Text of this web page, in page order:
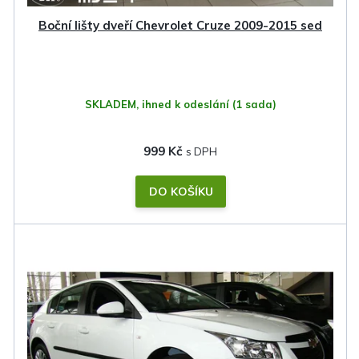
Boční lišty dveří Chevrolet Cruze 2009-2015 sed
SKLADEM, ihned k odeslání (1 sada)
999 Kč
DO KOŠÍKU